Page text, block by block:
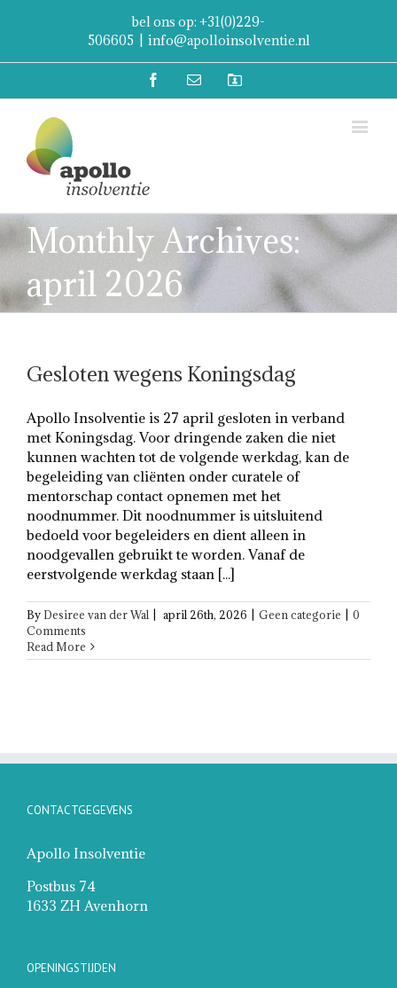
bel ons op: +31(0)229-
506605
info@apolloinsolventie.nl
FacebookEmailMijn
Monthly Archives:
april 2026
Gesloten wegens Koningsdag
Apollo Insolventie is 27 april gesloten in verband
met Koningsdag. Voor dringende zaken die niet
kunnen wachten tot de volgende werkdag, kan de
begeleiding van cliënten onder curatele of
mentorschap contact opnemen met het
noodnummer. Dit noodnummer is uitsluitend
bedoeld voor begeleiders en dient alleen in
noodgevallen gebruikt te worden. Vanaf de
eerstvolgende werkdag staan [...]
By Desiree van der Wal april 26th, 2026 Geen categorie
0
Comments
Read More
CONTACTGEGEVENS
Apollo Insolventie
Postbus 74
1633 ZH Avenhorn
OPENINGSTIJDEN